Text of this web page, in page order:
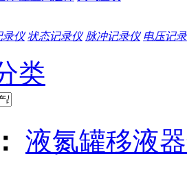
录仪 状态记录仪 脉冲记录仪 电压记
类
液氮罐移液器